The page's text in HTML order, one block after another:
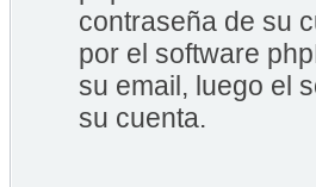
contraseña de su
por el software
su email, luego el
su cuenta.